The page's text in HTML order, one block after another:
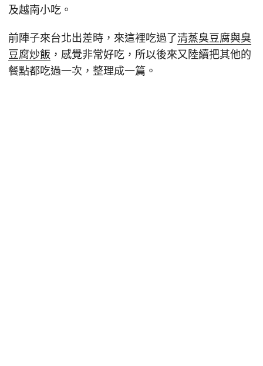
及越南小吃。
前陣子來台北出差時，來這裡吃過了清蒸臭豆腐與臭
豆腐炒飯 ，感覺非常好吃，所以後來又陸續把其他的
餐點都吃過一次，整理成一篇。